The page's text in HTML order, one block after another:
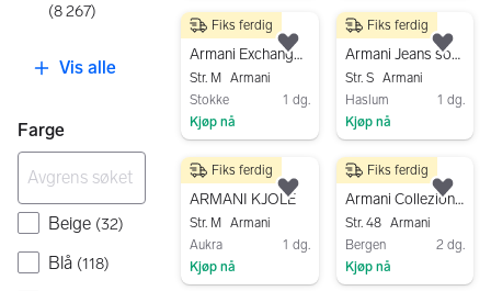
(8 267)
Vis alle
Farge
Beige (32)
Blå (118)
300 kr
Armani Exchange strikka hettegenser ull
Str. M
Armani
Stokke
1 dg.
Kjøp nå
Fiks ferdig
Legg til som favoritt.
500 kr
Armani Jeans sommerkjole lin S hvit dame
Str. S Armani
Haslum
1 dg.
Kjøp nå
Fiks ferdig
500 kr
ARMANI KJOLE
Str. M
Armani
Aukra
1 dg.
Kjøp nå
Fiks ferdig
Legg til som favoritt.
200 kr
Armani Collezioni bukse str 48 (IT) svart bomull
Str. 48 Armani
Bergen
2 dg.
Kjøp nå
Fiks ferdig